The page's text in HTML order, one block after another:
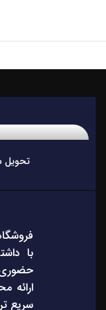
تحویل
حضوری
ارائه
سریع